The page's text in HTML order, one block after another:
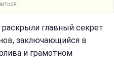
главный секрет
заключающийся в
и грамотном